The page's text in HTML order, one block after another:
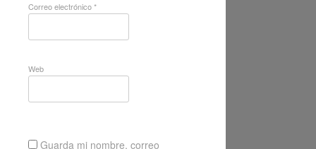
Correo electrónico*
Web
Guarda mi nombre, correo